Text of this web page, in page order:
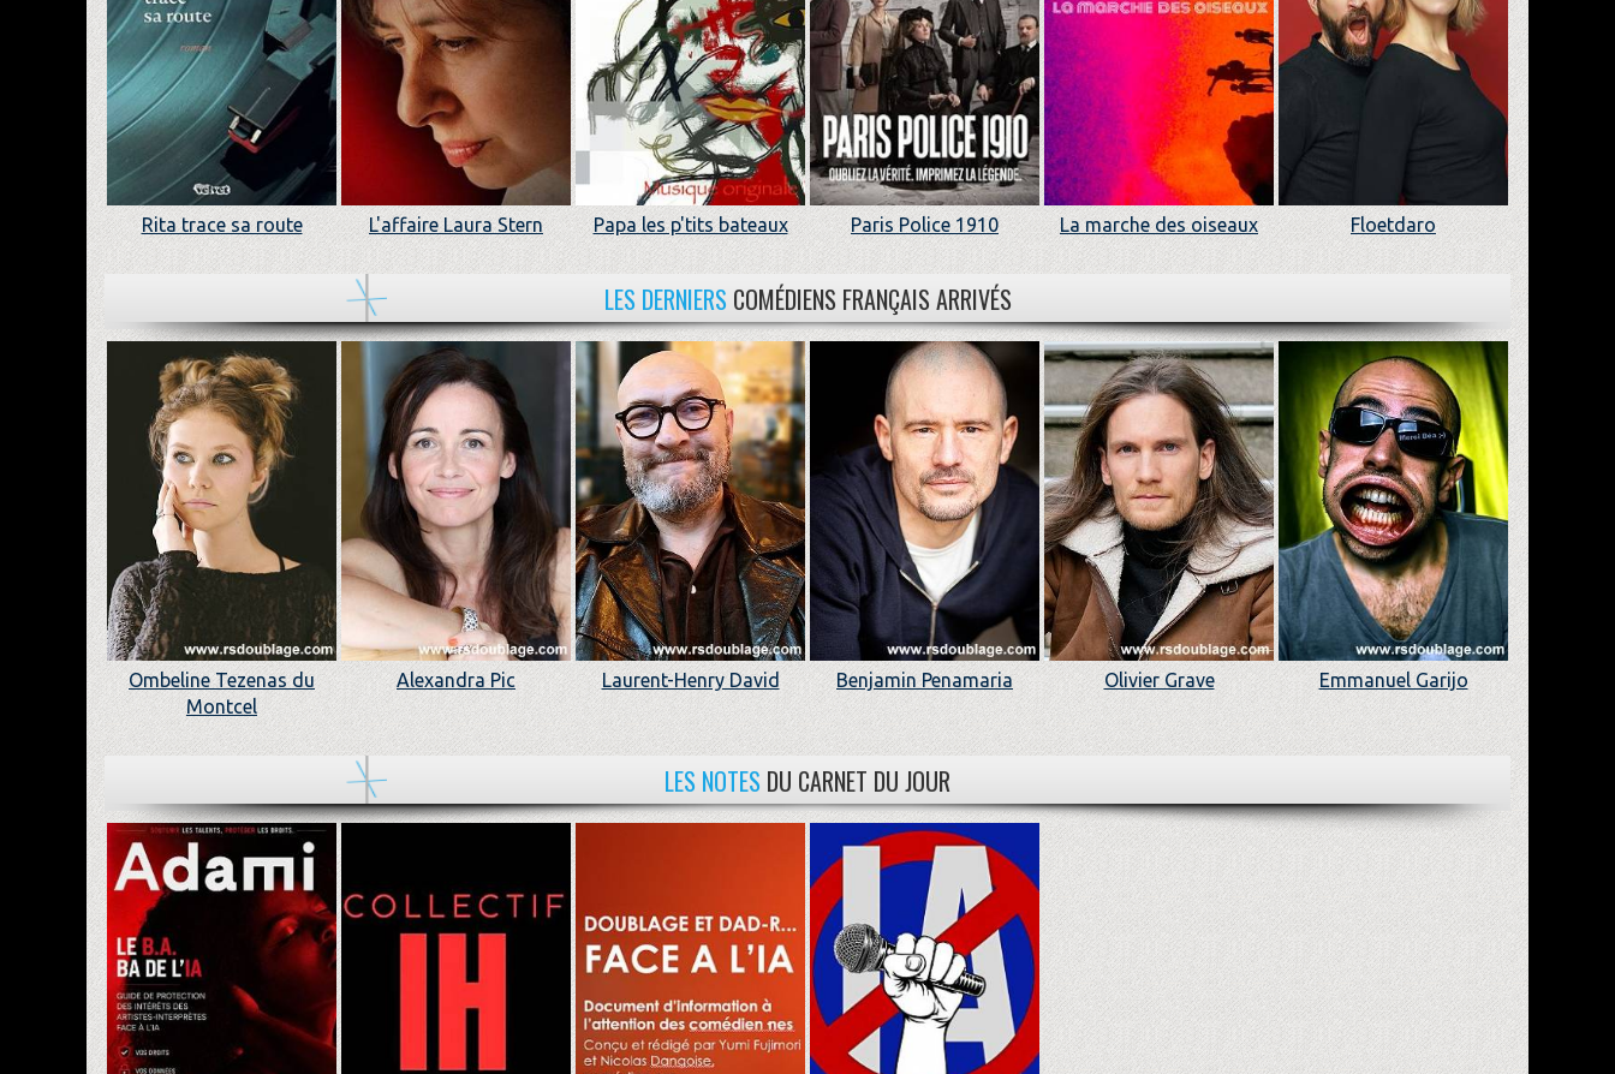
Rita trace sa route L'affaire Laura Stern Papa les p'tits bateaux Paris Police 1910 La marche des oiseaux Floetdaro
LES DERNIERS COMÉDIENS FRANÇAIS ARRIVÉS
Ombeline Tezenas du
Montcel
Alexandra Pic Laurent-Henry David Benjamin Penamaria Olivier Grave Emmanuel Garijo
LES NOTES DU CARNET DU JOUR